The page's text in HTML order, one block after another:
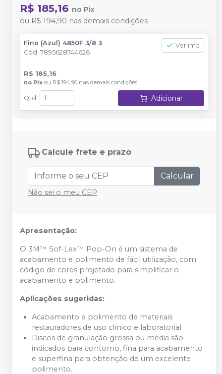
R$ 185,16 no Pix
ou R$ 194,90 nas demais condições
Fino (Azul) 4850F 3/8 3
Cód. 7895628744626
Ver info
R$ 185,16
no Pix ou R$ 194,90 nas demais condições
Qtd : Adicionar
Calcule frete e prazo
Calcular
Não sei o meu CEP
Apresentação:
O 3M™ Sof-Lex™ Pop-On é um sistema de
acabamento e polimento de fácil utilização, com
código de cores projetado para simplificar o
acabamento e polimento.
Aplicações sugeridas:
Acabamento e polimento de materiais
restauradores de uso clínico e laboratorial
Discos de granulação grossa ou média são
indicados para contorno, fina para acabamento
e superfina para obtenção de um excelente
polimento.